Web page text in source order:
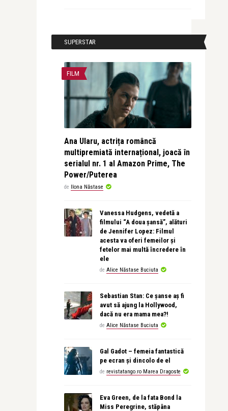
SUPERSTAR
FILM
Ana Ularu, actrița româncă
multipremiată internațional, joacă în
serialul nr. 1 al Amazon Prime, The
Power/Puterea
de Ilona Năstase
Vanessa Hudgens, vedetă a
filmului “A doua șansă”, alături
de Jennifer Lopez: Filmul
acesta va oferi femeilor și
fetelor mai multă încredere în
ele
de Alice Năstase Buciuta
Sebastian Stan: Ce șanse aș fi
avut să ajung la Hollywood,
dacă nu era mama mea?!
de Alice Năstase Buciuta
Gal Gadot – femeia fantastică
pe ecran și dincolo de el
de revistatango.ro Marea Dragoste
Eva Green, de la fata Bond la
Miss Peregrine, stăpâna